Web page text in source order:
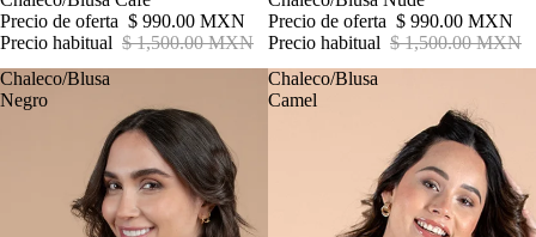
Precio de oferta $ 990.00 MXN
Precio habitual $ 1,500.00 MXN
Precio de oferta $ 990.00 MXN
Precio habitual $ 1,500.00 MXN
Chaleco/Blusa
Negro
Chaleco/Blusa
Camel